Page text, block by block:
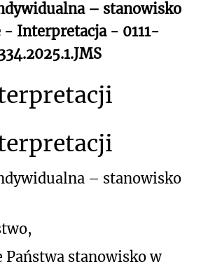
– stanowisko
- Interpretacja - 0111-
– stanowisko
Państwa stanowisko w